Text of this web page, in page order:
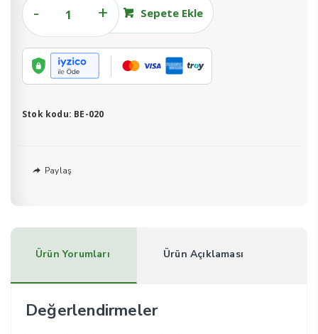
mm
BE-
adet
Sepete Ekle
Stok kodu: BE-020
Paylaş
Ürün Yorumları Ürün Açıklaması
Değerlendirmeler